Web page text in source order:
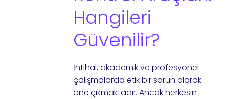
Hangileri
Güvenilir?
İntihal, akademik ve profesyonel
çalışmalarda etik bir sorun olarak
öne çıkmaktadır. Ancak herkesin